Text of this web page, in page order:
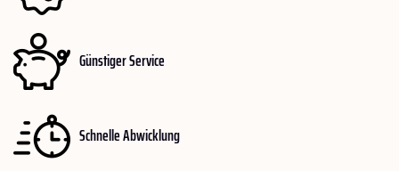
Günstiger Service
Schnelle Abwicklung